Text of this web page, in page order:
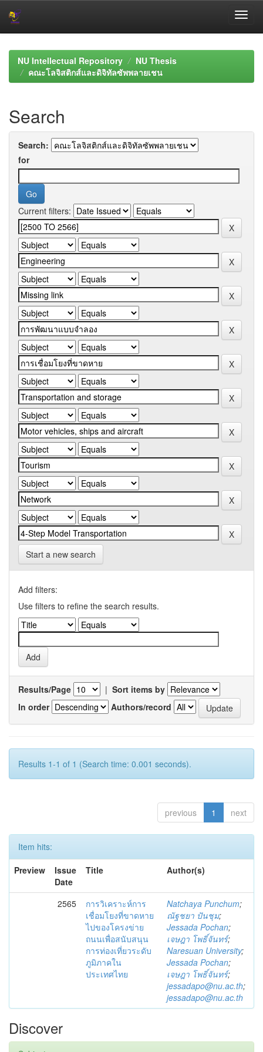
navigationNU Intellectual Repository
NU Thesis
คณะโลจิสติกส์และดิจิทัลซัพพลายเชน
Search
Search:
for
Current filters:
Start a new search
Add filters:
Use filters to refine the search results.
Results/Page | Sort items by
In order
Authors/record
Results 1-1 of 1 (Search time: 0.001 seconds).
previous 1 next
Item hits:
Preview
Issue
Date
Title Author(s)
2565
การวิเคราะห์การ
เชื่อมโยงที่ขาดหาย
ไปของโครงข่าย
ถนนเพื่อสนับสนุน
การท่องเที่ยวระดับ
ภูมิภาคใน
ประเทศไทย
Natchaya Punchum;
ณัฐชยา ปันชุม;
Jessada Pochan;
เจษฎา โพธิ์จันทร์;
Naresuan University;
Jessada Pochan;
เจษฎา โพธิ์จันทร์;
jessadapo@nu.ac.th;
jessadapo@nu.ac.th
Discover